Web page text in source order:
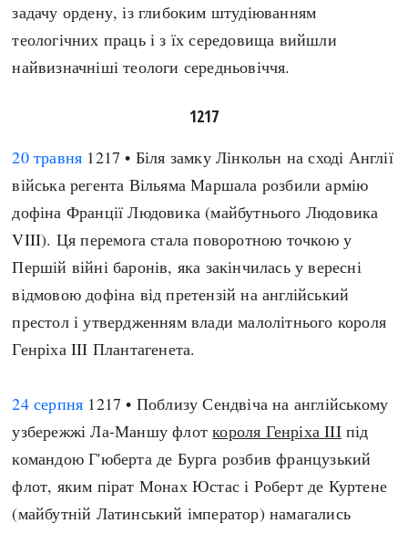
задачу ордену, із глибоким штудіюванням
теологічних праць і з їх середовища вийшли
найвизначніші теологи середньовіччя.
1217
20 травня 1217 • Біля замку Лінкольн на сході Англії
війська регента Вільяма Маршала розбили армію
дофіна Франції Людовика (майбутнього Людовика
VIII). Ця перемога стала поворотною точкою у
Першій війні баронів, яка закінчилась у вересні
відмовою дофіна від претензій на англійський
престол і утвердженням влади малолітнього короля
Генріха III Плантагенета.
24 серпня 1217 • Поблизу Сендвіча на англійському
узбережжі Ла-Маншу флоткороля Генріха IIIпід
командою Г'юберта де Бурга розбив французький
флот, яким пірат Монах Юстас і Роберт де Куртене
(майбутній Латинський імператор) намагались